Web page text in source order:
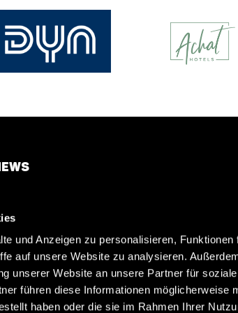
und Anzeigen zu personalisieren, Funktionen
auf unsere Website zu analysieren.
unserer Website an unsere Partner für
führen diese Informationen möglicherweise
haben oder die sie im Rahmen Ihrer
Kontakt